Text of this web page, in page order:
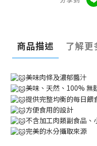
商品描述 了解更
美味肉條及濃郁醬汁
美味、天然、100% 無
提供完整均衡的每日餵
方便食用的設計
不含加工肉類副食品、
完美的水分攝取來源